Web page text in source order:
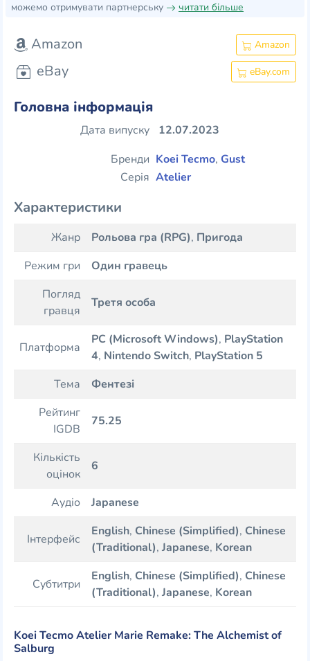
можемо отримувати партнерську
читати більше
Amazon Amazon
eBay eBay.com
Головна інформація
Дата випуску
12.07.2023
Бренди Koei Tecmo, Gust
Серія Atelier
Характеристики
Жанр Рольова гра (RPG), Пригода
Режим гри
Один гравець
Погляд
гравця
Третя особа
Платформа
PC (Microsoft Windows), PlayStation
4, Nintendo Switch, PlayStation 5
Тема
Фентезі
Рейтинг
IGDB
75.25
Кількість
оцінок
6
Аудіо Japanese
Інтерфейс
English, Chinese (Simplified), Chinese
(Traditional), Japanese, Korean
Субтитри
English, Chinese (Simplified), Chinese
(Traditional), Japanese, Korean
Koei Tecmo Atelier Marie Remake: The Alchemist of
Salburg